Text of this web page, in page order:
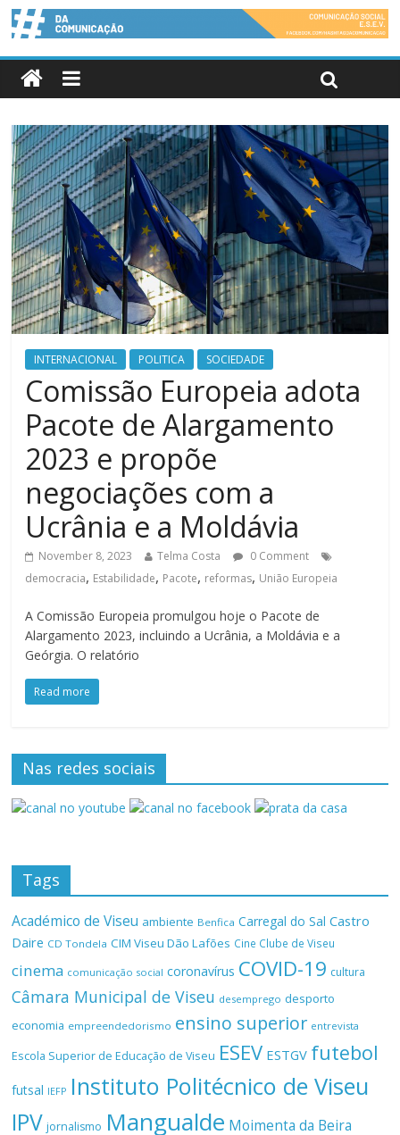
INTERNACIONAL POLITICA SOCIEDADE
Comissão Europeia adota
Pacote de Alargamento
2023 e propõe
negociações com a
Ucrânia e a Moldávia
November 8, 2023 Telma Costa
0 Comment
democracia, Estabilidade, Pacote, reformas, União Europeia
A Comissão Europeia promulgou hoje o Pacote de
Alargamento 2023, incluindo a Ucrânia, a Moldávia e a
Geórgia. O relatório
Read more
Nas redes sociais
Tags
Académico de Viseu ambiente Benfica Carregal do Sal Castro
Daire CD Tondela CIM Viseu Dão Lafões Cine Clube de Viseu
cinema comunicação social coronavírus COVID-19 cultura
Câmara Municipal de Viseu desemprego desporto
economia empreendedorismo ensino superior entrevista
Escola Superior de Educação de Viseu ESEV ESTGV futebol
futsal IEFP Instituto Politécnico de Viseu
IPV jornalismo Mangualde Moimenta da Beira